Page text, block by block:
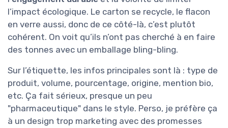
l’impact écologique. Le carton se recycle, le flacon
en verre aussi, donc de ce côté-là, c’est plutôt
cohérent. On voit qu’ils n’ont pas cherché à en faire
des tonnes avec un emballage bling-bling.
Sur l’étiquette, les infos principales sont là : type de
produit, volume, pourcentage, origine, mention bio,
etc. Ça fait sérieux, presque un peu
"pharmaceutique" dans le style. Perso, je préfère ça
à un design trop marketing avec des promesses